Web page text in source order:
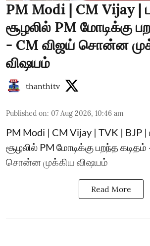
PM Modi | CM Vijay |
சூழலில் PM மோடிக்கு
- CM விஜய் சொன்ன
விஷயம்
thanthitv
Published on: 07 Aug 2026, 10:46 am
PM Modi | CM Vijay | TVK | BJP |
சூழலில் PM மோடிக்கு பறந்த
சொன்ன முக்கிய விஷயம்
Read More